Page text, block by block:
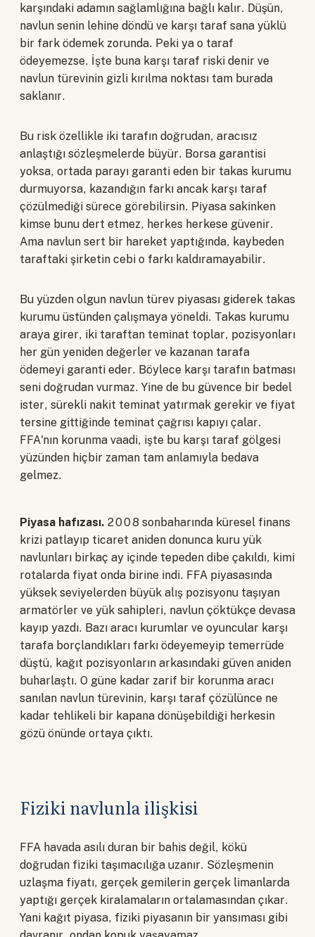
karşındaki adamın sağlamlığına bağlı kalır. Düşün,
navlun senin lehine döndü ve karşı taraf sana yüklü
bir fark ödemek zorunda. Peki ya o taraf
ödeyemezse. İşte buna karşı taraf riski denir ve
navlun türevinin gizli kırılma noktası tam burada
saklanır.
Bu risk özellikle iki tarafın doğrudan, aracısız
anlaştığı sözleşmelerde büyür. Borsa garantisi
yoksa, ortada parayı garanti eden bir takas kurumu
durmuyorsa, kazandığın farkı ancak karşı taraf
çözülmediği sürece görebilirsin. Piyasa sakinken
kimse bunu dert etmez, herkes herkese güvenir.
Ama navlun sert bir hareket yaptığında, kaybeden
taraftaki şirketin cebi o farkı kaldıramayabilir.
Bu yüzden olgun navlun türev piyasası giderek takas
kurumu üstünden çalışmaya yöneldi. Takas kurumu
araya girer, iki taraftan teminat toplar, pozisyonları
her gün yeniden değerler ve kazanan tarafa
ödemeyi garanti eder. Böylece karşı tarafın batması
seni doğrudan vurmaz. Yine de bu güvence bir bedel
ister, sürekli nakit teminat yatırmak gerekir ve fiyat
tersine gittiğinde teminat çağrısı kapıyı çalar.
FFA'nın korunma vaadi, işte bu karşı taraf gölgesi
yüzünden hiçbir zaman tam anlamıyla bedava
gelmez.
Piyasa hafızası. 2008 sonbaharında küresel finans
krizi patlayıp ticaret aniden donunca kuru yük
navlunları birkaç ay içinde tepeden dibe çakıldı, kimi
rotalarda fiyat onda birine indi. FFA piyasasında
yüksek seviyelerden büyük alış pozisyonu taşıyan
armatörler ve yük sahipleri, navlun çöktükçe devasa
kayıp yazdı. Bazı aracı kurumlar ve oyuncular karşı
tarafa borçlandıkları farkı ödeyemeyip temerrüde
düştü, kağıt pozisyonların arkasındaki güven aniden
buharlaştı. O güne kadar zarif bir korunma aracı
sanılan navlun türevinin, karşı taraf çözülünce ne
kadar tehlikeli bir kapana dönüşebildiği herkesin
gözü önünde ortaya çıktı.
Fiziki navlunla ilişkisi
FFA havada asılı duran bir bahis değil, kökü
doğrudan fiziki taşımacılığa uzanır. Sözleşmenin
uzlaşma fiyatı, gerçek gemilerin gerçek limanlarda
yaptığı gerçek kiralamaların ortalamasından çıkar.
Yani kağıt piyasa, fiziki piyasanın bir yansıması gibi